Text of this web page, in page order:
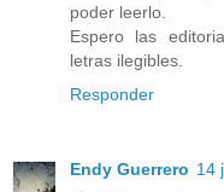
poder leerlo.
Espero las
letras ilegibles.
Responder
Endy Guerrero 14